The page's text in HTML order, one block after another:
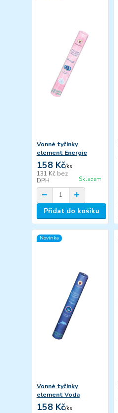
Vonné tyčinky
element Energie
158 Kč/ks
131 Kč bez
DPH
Skladem
Přidat do košíku
Novinka
Vonné tyčinky
element Voda
158 Kč/ks